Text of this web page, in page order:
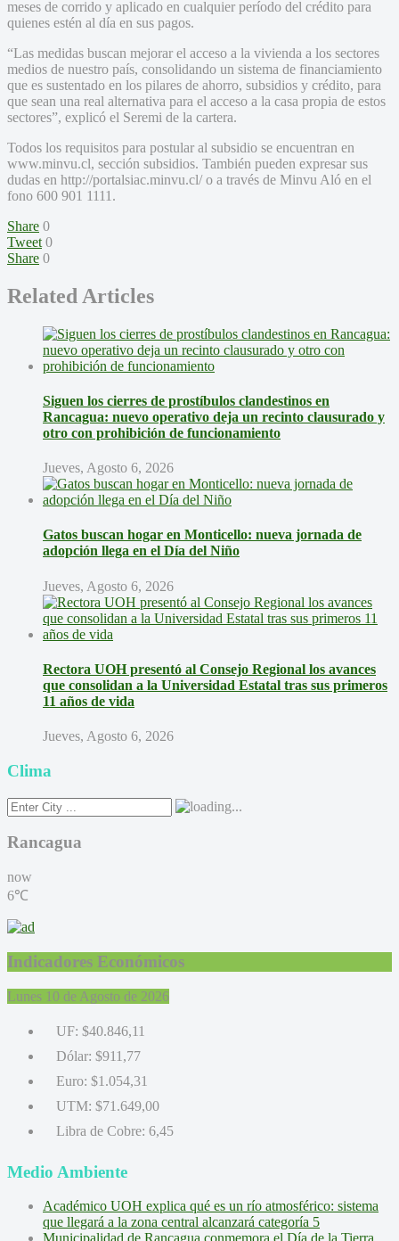
meses de corrido y aplicado en cualquier período del crédito para
quienes estén al día en sus pagos.
“Las medidas buscan mejorar el acceso a la vivienda a los sectores
medios de nuestro país, consolidando un sistema de financiamiento
que es sustentado en los pilares de ahorro, subsidios y crédito, para
que sean una real alternativa para el acceso a la casa propia de estos
sectores”, explicó el Seremi de la cartera.
Todos los requisitos para postular al subsidio se encuentran en
www.minvu.cl, sección subsidios. También pueden expresar sus
dudas en http://portalsiac.minvu.cl/ o a través de Minvu Aló en el
fono 600 901 1111.
Share 0
Tweet 0
Share 0
Related Articles
Siguen los cierres de prostíbulos clandestinos en
Rancagua: nuevo operativo deja un recinto clausurado y
otro con prohibición de funcionamiento
Jueves, Agosto 6, 2026
Gatos buscan hogar en Monticello: nueva jornada de
adopción llega en el Día del Niño
Jueves, Agosto 6, 2026
Rectora UOH presentó al Consejo Regional los avances
que consolidan a la Universidad Estatal tras sus primeros
11 años de vida
Jueves, Agosto 6, 2026
Clima
Rancagua
now
6℃
Indicadores Económicos
Lunes 10 de Agosto de 2026
UF: $40.846,11
Dólar: $911,77
Euro: $1.054,31
UTM: $71.649,00
Libra de Cobre: 6,45
Medio Ambiente
Académico UOH explica qué es un río atmosférico: sistema
que llegará a la zona central alcanzará categoría 5